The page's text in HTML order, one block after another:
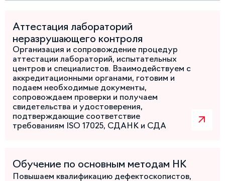
Аттестация лабораторий
неразрушающего контроля
Организация и сопровождение процедур
аттестации лабораторий, испытательных
центров и специалистов. Взаимодействуем с
аккредитационными органами, готовим и
подаем необходимые документы,
сопровождаем проверки и получаем
свидетельства и удостоверения,
подтверждающие соответствие
требованиям ISO 17025, СДАНК и СДА
Обучение по основным методам НК
Повышаем квалификацию дефектоскопистов,